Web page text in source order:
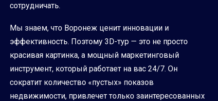
сотрудничать.
Мы знаем, что Воронеж ценит инновации и
эффективность. Поэтому 3D-тур — это не просто
красивая картинка, а мощный маркетинговый
инструмент, который работает на вас 24/7. Он
сократит количество «пустых» показов
недвижимости, привлечет только заинтересованных